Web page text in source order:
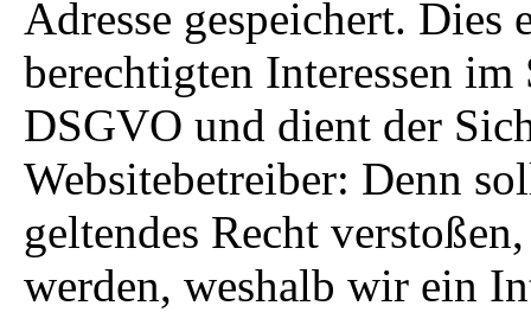
Adresse gespeichert.
berechtigten Interessen
DSGVO und dient der
Websitebetreiber: Denn
geltendes Recht
werden, weshalb wir ein